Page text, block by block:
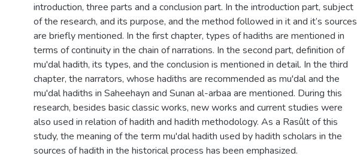
introduction, three parts and a conclusion part. In the introduction part, subject
of the research, and its purpose, and the method followed in it and it’s sources
are briefly mentioned. In the first chapter, types of hadiths are mentioned in
terms of continuity in the chain of narrations. In the second part, definition of
mu'dal hadith, its types, and the conclusion is mentioned in detail. In the third
chapter, the narrators, whose hadiths are recommended as mu'dal and the
mu'dal hadiths in Saheehayn and Sunan al-arbaa are mentioned. During this
research, besides basic classic works, new works and current studies were
also used in relation of hadith and hadith methodology. As a Rasûlt of this
study, the meaning of the term mu'dal hadith used by hadith scholars in the
sources of hadith in the historical process has been emphasized.